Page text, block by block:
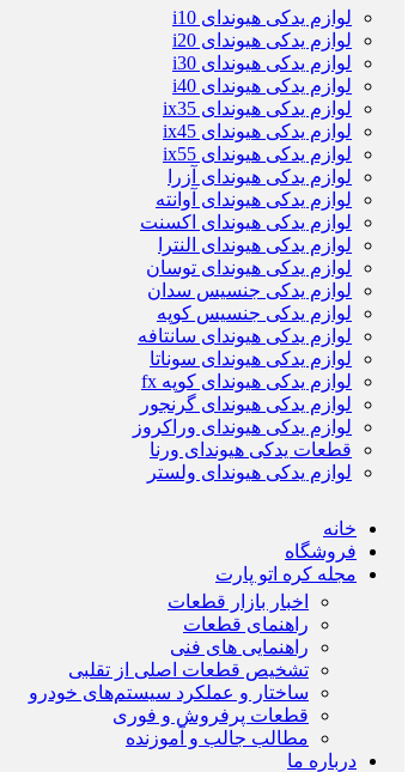
لوازم یدکی هیوندای i10
لوازم یدکی هیوندای i20
لوازم یدکی هیوندای i30
لوازم یدکی هیوندای i40
لوازم یدکی هیوندای ix35
لوازم یدکی هیوندای ix45
لوازم یدکی هیوندای ix55
لوازم یدکی هیوندای آزرا
لوازم یدکی هیوندای آوانته
لوازم یدکی هیوندای اکسنت
لوازم یدکی هیوندای النترا
لوازم یدکی هیوندای توسان
لوازم یدکی جنسیس سدان
لوازم یدکی جنسیس کوپه
لوازم یدکی هیوندای سانتافه
لوازم یدکی هیوندای سوناتا
لوازم یدکی هیوندای کوپه fx
لوازم یدکی هیوندای گرنجور
لوازم یدکی هیوندای وراکروز
قطعات یدکی هیوندای ورنا
لوازم یدکی هیوندای ولستر
خانه
فروشگاه
مجله کره اتو پارت
اخبار بازار قطعات
راهنمای قطعات
راهنمایی های فنی
تشخیص قطعات اصلی از تقلبی
ساختار و عملکرد سیستم‌های خودرو
قطعات پرفروش و فوری
مطالب جالب و آموزنده
درباره ما